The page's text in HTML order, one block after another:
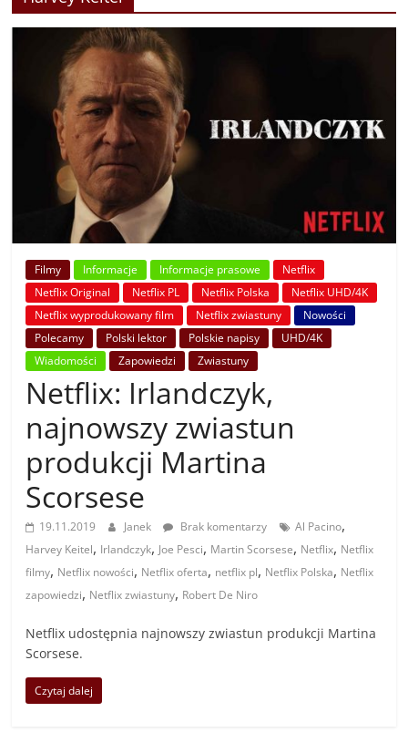
Filmy Informacje Informacje prasowe
Netflix
Netflix Original
Netflix PL Netflix Polska
Netflix UHD/4K
Netflix wyprodukowany film
Netflix zwiastuny
Nowości
Polecamy
Polski lektor Polskie napisy
UHD/4K
Wiadomości
Zapowiedzi Zwiastuny
Netflix: Irlandczyk,
najnowszy zwiastun
produkcji Martina
Scorsese
19.11.2019 Janek Brak komentarzy Al Pacino,
Harvey Keitel, Irlandczyk, Joe Pesci, Martin Scorsese, Netflix, Netflix
filmy, Netflix nowości, Netflix oferta, netflix pl, Netflix Polska, Netflix
zapowiedzi, Netflix zwiastuny, Robert De Niro
Netflix udostępnia najnowszy zwiastun produkcji Martina
Scorsese.
Czytaj dalej